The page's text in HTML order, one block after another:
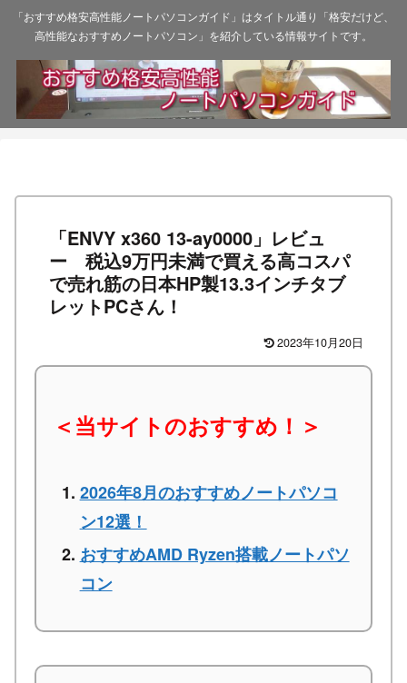
「おすすめ格安高性能ノートパソコンガイド」はタイトル通り「格安だけど、
高性能なおすすめノートパソコン」を紹介している情報サイトです。
「ENVY x360 13-ay0000」レビュ
ー 税込9万円未満で買える高コスパ
で売れ筋の日本HP製13.3インチタブ
レットPCさん！
2023年10月20日
＜当サイトのおすすめ！＞
2026年8月のおすすめノートパソコ
ン12選！
おすすめAMD Ryzen搭載ノートパソ
コン